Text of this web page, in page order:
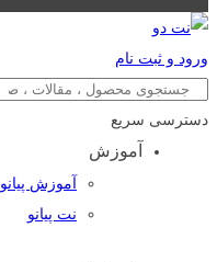
ورود و ثبت نام
دسترسی سریع
آموزش
آموزش پیانو
نت پیانو